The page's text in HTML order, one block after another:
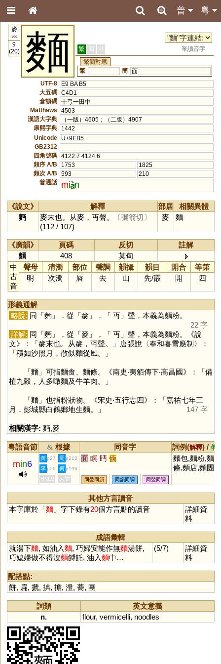
粵
普
麥
199
9
(20)
麵 繁 簡 港
單讀音字
繁簡對應
繁
簡 面
UTF-8
E9 BA B5
大五碼 C4D1
倉頡碼 十弓一田中
Matthews
4503
漢語大字典
（一版）4605；（二版）4907
康熙字典
1442
Unicode
U+9EB5
GB2312
四角號碼 4122.7 4124.6
頻序 A/B
1753
1825
頻次 A/B
593
210
普通話
mi n
《說文》 解釋 部居
相關異體
麪
麥末也。从麥，丏聲。
〔彌箭切〕
(112 / 107)
麥 麵
《廣韻》 頁碼 反切
註解
麵
408
莫甸
中
古
音
聲母 清濁 部位 聲調 韻攝 韻目 開合
等第
明
次濁 唇 去 山 先/霰 開 四
形義通解
略說: 同「麪」，從「麥 」，「 丏」聲，本義為麵粉。
22 字
詳解: 同「麪」，從「麥 」，「 丏」聲，本義為麵粉。《說
文》：「麥末也。从麥，丏聲。」唐張說〈奉和喜雪應制〉：
「積如沙照月，散似麵從風。」
「麵」可指麵食、麵條。《南史‧夷貊傳下‧高昌國》：「備
植九穀，人多噉麵及牛羊肉。」
「麵」也指粉狀物。《宋史‧五行志四》：「嘉祐七年三
月，彭城縣白鶴鄉地生麵。」
147 字
相關漢字: 麪,麥
粵語音節 & 根據 同音字 詞例(解釋) / 備
min6
黃 p27 周 p212 面 瞑 眄 偭
麵包,麵粉,麵
條,麵店,麵團
李 p50 何 p196
HKLS 人文 同聲同韻 同韻同調 同聲同調
其他方言讀音
本字庫於「麵」字下錄有20個方言點的讀音
詳細資
料
成語彙輯
就湯下麵, 如油入麵, 巧婦安能作無麵湯餅,
巧媳婦做不得沒麵餺飥, 油入麵中…
(5/7)
詳細資
料
配搭點:
餅, 扁, 搋, 捵, 擔, 澄, 蕎, 團
詞類
英文意義
n.
flour, vermicelli, noodles